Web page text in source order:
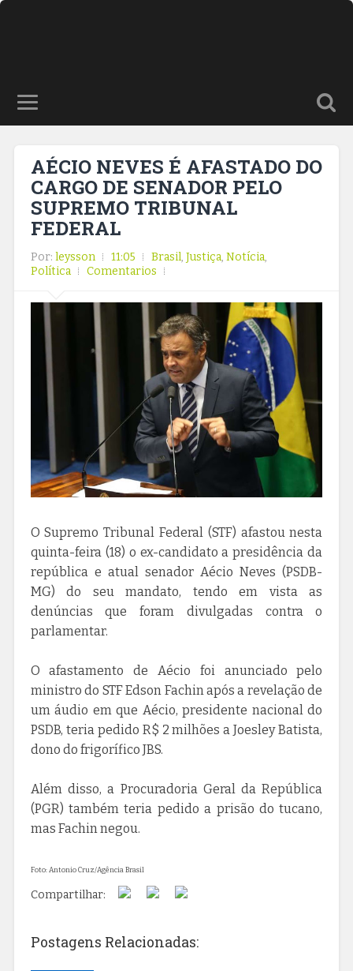
AÉCIO NEVES É AFASTADO DO
CARGO DE SENADOR PELO
SUPREMO TRIBUNAL
FEDERAL
Por: leysson 11:05 Brasil, Justiça, Notícia,
Política
Comentarios
O Supremo Tribunal Federal (STF) afastou nesta
quinta-feira (18) o ex-candidato a presidência da
república e atual senador Aécio Neves (PSDB-
MG) do seu mandato, tendo em vista as
denúncias que foram divulgadas contra o
parlamentar.
O afastamento de Aécio foi anunciado pelo
ministro do STF Edson Fachin após a revelação de
um áudio em que Aécio, presidente nacional do
PSDB, teria pedido R$ 2 milhões a Joesley Batista,
dono do frigorífico JBS.
Além disso, a Procuradoria Geral da República
(PGR) também teria pedido a prisão do tucano,
mas Fachin negou.
Foto: Antonio Cruz/Agência Brasil
Compartilhar:
Postagens Relacionadas: